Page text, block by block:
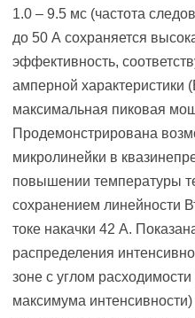
1.0 – 9.5 мс (частота
до 50 А сохраняется
эффективность,
амперной характеристики
максимальная пиковая
Продемонстрирована
микролинейки в
повышении температуры
сохранением линейности
токе накачки 42 А.
распределения
зоне с углом
максимума интенсивности)